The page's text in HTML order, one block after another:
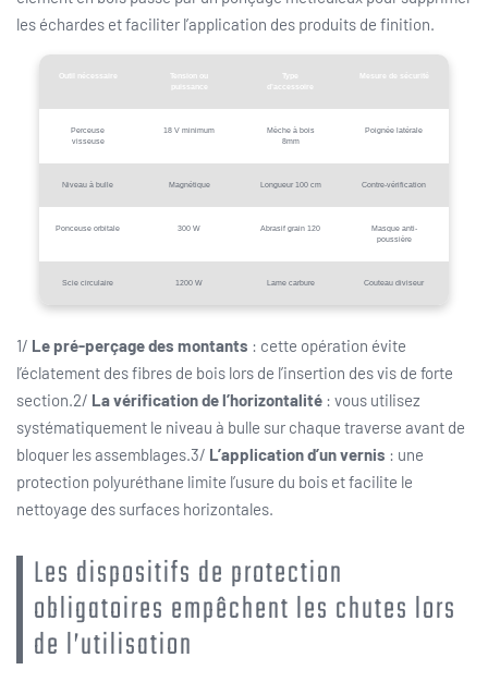
les échardes et faciliter l’application des produits de finition.
Outil nécessaire
Tension ou
puissance
Type
d’accessoire
Mesure de sécurité
Perceuse
visseuse
18 V minimum
Mèche à bois
8mm
Poignée latérale
Niveau à bulle Magnétique Longueur 100 cm Contre-vérification
Ponceuse orbitale 300 W Abrasif grain 120
Masque anti-
poussière
Scie circulaire 1200 W Lame carbure Couteau diviseur
1/ Le pré-perçage des montants : cette opération évite
l’éclatement des fibres de bois lors de l’insertion des vis de forte
section.2/ La vérification de l’horizontalité : vous utilisez
systématiquement le niveau à bulle sur chaque traverse avant de
bloquer les assemblages.3/ L’application d’un vernis : une
protection polyuréthane limite l’usure du bois et facilite le
nettoyage des surfaces horizontales.
Les dispositifs de protection
obligatoires empêchent les chutes lors
de l’utilisation